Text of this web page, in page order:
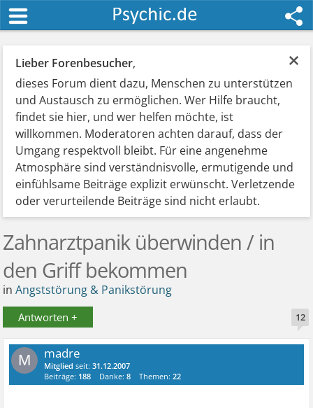
×
Lieber Forenbesucher,
dieses Forum dient dazu, Menschen zu unterstützen
und Austausch zu ermöglichen. Wer Hilfe braucht,
findet sie hier, und wer helfen möchte, ist
willkommen. Moderatoren achten darauf, dass der
Umgang respektvoll bleibt. Für eine angenehme
Atmosphäre sind verständnisvolle, ermutigende und
einfühlsame Beiträge explizit erwünscht. Verletzende
oder verurteilende Beiträge sind nicht erlaubt.
Zahnarztpanik überwinden / in
den Griff bekommen
inAngststörung & Panikstörung
Antworten + 12
M madre
Mitglied seit:31.12.2007
Beiträge: 188 Danke:8 Themen:22